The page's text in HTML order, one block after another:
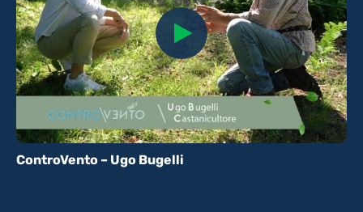
ControVento – Ugo Bugelli